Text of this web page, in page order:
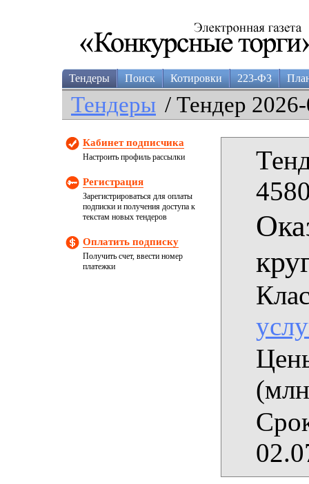
Тендеры Поиск Котировки 223-ФЗ
Тендеры / Тендер
Кабинет подписчика
Настроить профиль рассылки
Регистрация
Зарегистрироваться для оплаты
подписки и получения доступа к
текстам новых тендеров
Оплатить подписку
Получить счет, ввести номер
платежки